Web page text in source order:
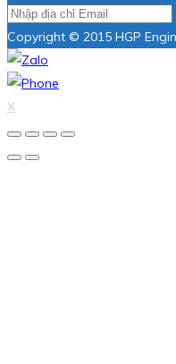
Copyright © 2015 HGP
X